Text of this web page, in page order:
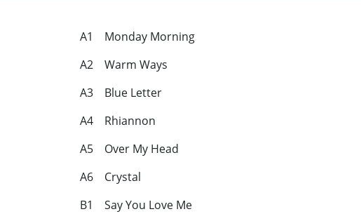
A1 Monday Morning
A2 Warm Ways
A3 Blue Letter
A4 Rhiannon
A5 Over My Head
A6 Crystal
B1 Say You Love Me